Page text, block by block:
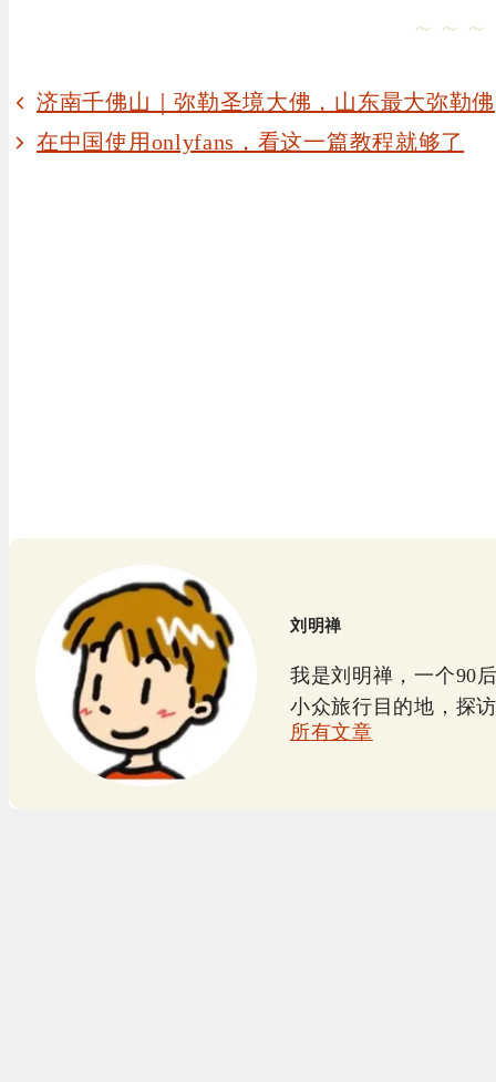
～～～
济南千佛山｜弥勒圣境大佛，山东最大弥勒佛
在中国使用onlyfans，看这一篇教程就够了
刘明禅
我是刘明禅，一个90
小众旅行目的地，探
所有文章